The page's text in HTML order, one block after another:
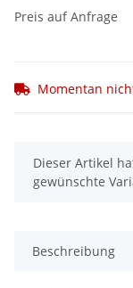
Preis auf Anfrage
Momentan
x
Dieser Artikel
gewünschte
Beschreibung